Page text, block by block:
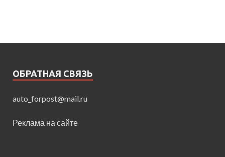
ОБРАТНАЯ СВЯЗЬ
auto_forpost@mail.ru
Реклама на сайте